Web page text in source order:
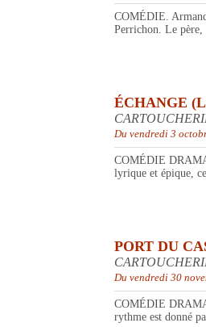
COMÉDIE.
Perrichon. Le père,
ÉCHANGE
Du vendredi 3
COMÉDIE
lyrique et épique,
PORT DU
Du vendredi 30
COMÉDIE
rythme est donné